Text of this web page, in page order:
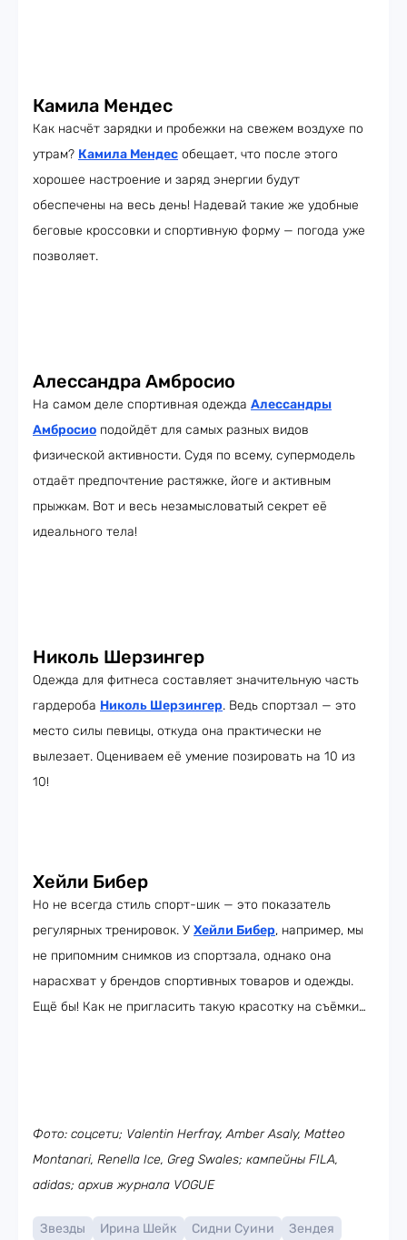
Камила Мендес
Как насчёт зарядки и пробежки на свежем воздухе по
утрам? Камила Мендес обещает, что после этого
хорошее настроение и заряд энергии будут
обеспечены на весь день! Надевай такие же удобные
беговые кроссовки и спортивную форму — погода уже
позволяет.
Алессандра Амбросио
На самом деле спортивная одежда Алессандры
Амбросио подойдёт для самых разных видов
физической активности. Судя по всему, супермодель
отдаёт предпочтение растяжке, йоге и активным
прыжкам. Вот и весь незамысловатый секрет её
идеального тела!
Николь Шерзингер
Одежда для фитнеса составляет значительную часть
гардероба Николь Шерзингер. Ведь спортзал — это
место силы певицы, откуда она практически не
вылезает. Оцениваем её умение позировать на 10 из
10!
Хейли Бибер
Но не всегда стиль спорт-шик — это показатель
регулярных тренировок. У Хейли Бибер, например, мы
не припомним снимков из спортзала, однако она
нарасхват у брендов спортивных товаров и одежды.
Ещё бы! Как не пригласить такую красотку на съёмки…
Фото: соцсети; Valentin Herfray, Amber Asaly, Matteo
Montanari, Renella Ice, Greg Swales; кампейны FILA,
adidas; архив журнала VOGUE
Звезды Ирина Шейк Сидни Суини Зендея